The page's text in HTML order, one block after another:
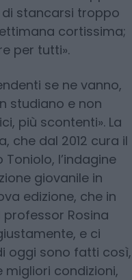
stancarsi troppo
cortissima;
per tutti».
se ne vanno,
studiano e non
più scontenti». La
che dal 2012 cura il
l’indagine
giovanile in
edizione, che in
Rosina
e ci
oggi sono fatti così,
condizioni,